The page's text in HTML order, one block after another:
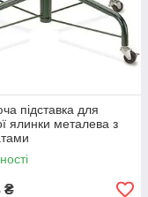
підставка для
ялинки металева з
₴